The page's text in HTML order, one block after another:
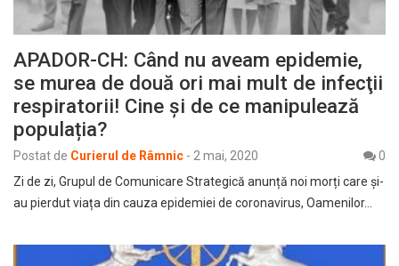
APADOR-CH: Când nu aveam epidemie,
se murea de două ori mai mult de infecţii
respiratorii! Cine și de ce manipulează
populația?
Postat de Curierul de Râmnic - 2 mai, 2020
0
Zi de zi, Grupul de Comunicare Strategică anunță noi morți care și-
au pierdut viața din cauza epidemiei de coronavirus, Oamenilor…